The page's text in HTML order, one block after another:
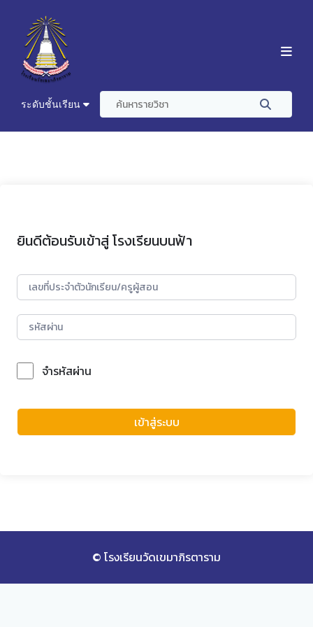
ระดับชั้นเรียน
ยินดีต้อนรับเข้าสู่ โรงเรียนบนฟ้า
จำรหัสผ่าน
เข้าสู่ระบบ
© โรงเรียนวัดเขมาภิรตาราม